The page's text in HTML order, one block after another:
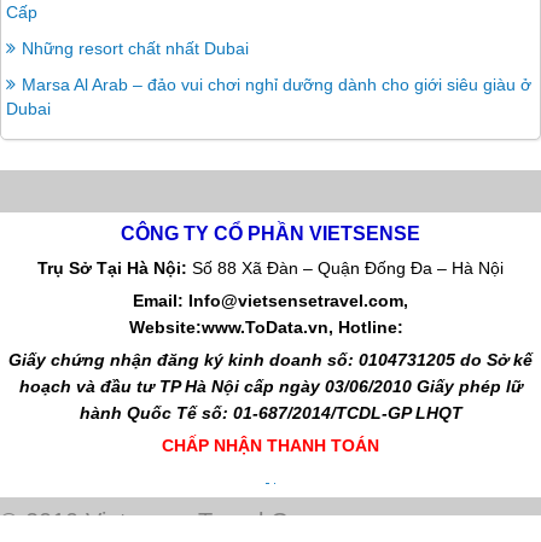
Cấp
Những resort chất nhất Dubai
Marsa Al Arab – đảo vui chơi nghỉ dưỡng dành cho giới siêu giàu ở
Dubai
CÔNG TY CỔ PHẦN VIETSENSE
Trụ Sở Tại Hà Nội: Số 88 Xã Đàn – Quận Đống Đa – Hà Nội
Email: Info@vietsensetravel.com,
Website:www.ToData.vn, Hotline:
Giấy chứng nhận đăng ký kinh doanh số: 0104731205 do Sở kế
hoạch và đầu tư TP Hà Nội cấp ngày 03/06/2010 Giấy phép lữ
hành Quốc Tế số: 01-687/2014/TCDL-GP LHQT
CHẤP NHẬN THANH TOÁN
© 2010 Vietsense Travel Group